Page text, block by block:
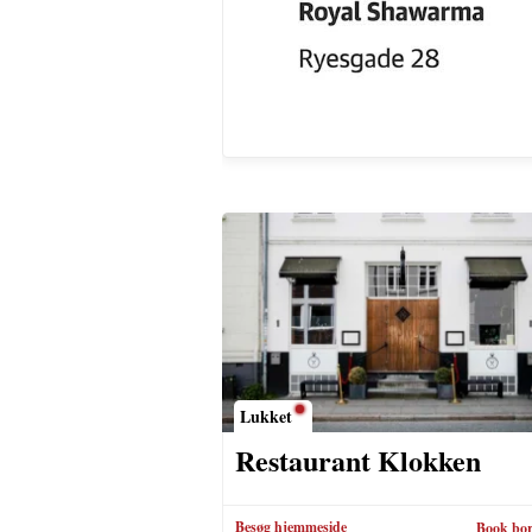
Lukket
Restaurant Klokken
Besøg hjemmeside Book